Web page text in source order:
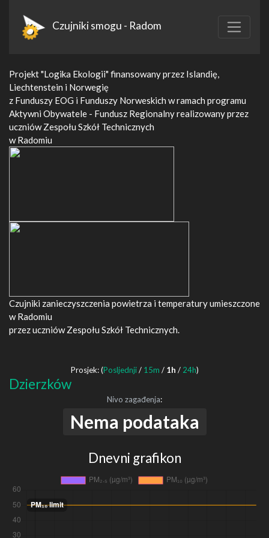
Czujniki smogu - Radom
Projekt "Logika Ekologii" finansowany przez Islandię,
Liechtenstein i Norwegię
z Funduszy EOG i Funduszy Norweskich w ramach programu
Aktywni Obywatele - Fundusz Regionalny realizowany przez
uczniów Zespołu Szkół Technicznych
w Radomiu
Czujniki zanieczyszczenia powietrza i temperatury umieszczone
w Radomiu
przez uczniów Zespołu Szkół Technicznych.
Prosjek: (Posljednji/ 15m / 1h / 24h)
Dzierzków
Nivo zagađenja:
Nema podataka
Dnevni grafikon